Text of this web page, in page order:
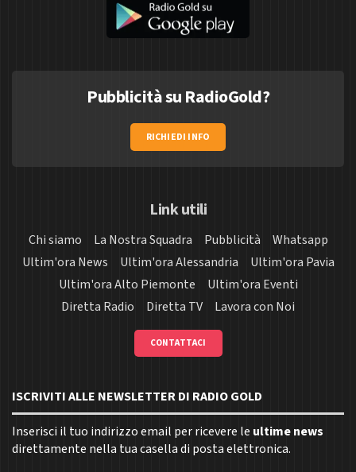
Pubblicità su RadioGold?
RICHIEDI INFO
Link utili
Chi siamo La Nostra Squadra Pubblicità
Whatsapp
Ultim'ora News
Ultim'ora Alessandria
Ultim'ora Pavia
Ultim'ora Alto Piemonte
Ultim'ora Eventi
Diretta Radio
Diretta TV Lavora con Noi
CONTATTACI
ISCRIVITI ALLE NEWSLETTER DI RADIO GOLD
Inserisci il tuo indirizzo email per ricevere le ultime news
direttamente nella tua casella di posta elettronica.